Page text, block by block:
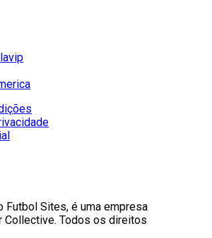
Futbol Sites, é uma empresa
Collective. Todos os direitos